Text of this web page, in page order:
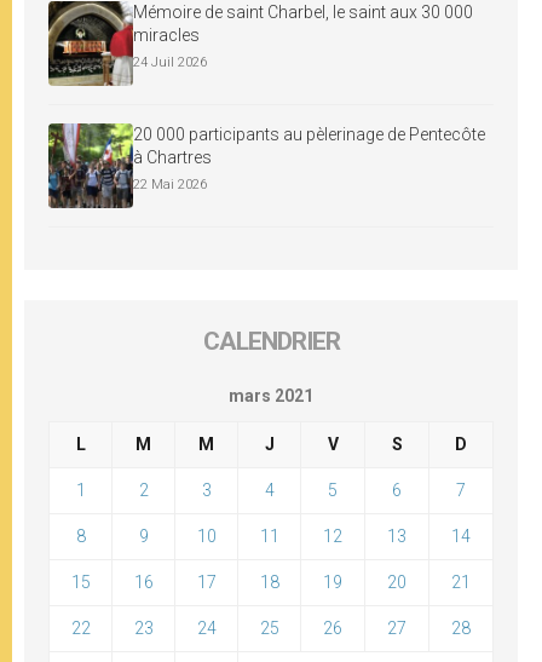
Mémoire de saint Charbel, le saint aux 30 000
miracles
24 Juil 2026
20 000 participants au pèlerinage de Pentecôte
à Chartres
22 Mai 2026
CALENDRIER
mars 2021
L M M J V S D
1 2 3 4 5 6 7
8 9 10 11 12 13 14
15 16 17 18 19 20 21
22 23 24 25 26 27 28